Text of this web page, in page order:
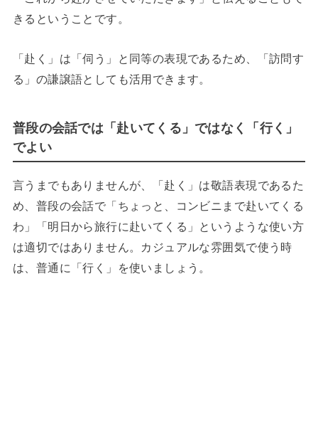
きるということです。
「赴く」は「伺う」と同等の表現であるため、「訪問す
る」の謙譲語としても活用できます。
普段の会話では「赴いてくる」ではなく「行く」
でよい
言うまでもありませんが、「赴く」は敬語表現であるた
め、普段の会話で「ちょっと、コンビニまで赴いてくる
わ」「明日から旅行に赴いてくる」というような使い方
は適切ではありません。カジュアルな雰囲気で使う時
は、普通に「行く」を使いましょう。